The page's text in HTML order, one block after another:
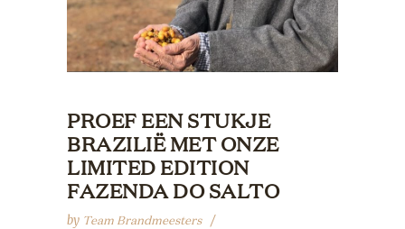
PROEF EEN STUKJE
BRAZILIË MET ONZE
LIMITED EDITION
FAZENDA DO SALTO
by Team Brandmeesters